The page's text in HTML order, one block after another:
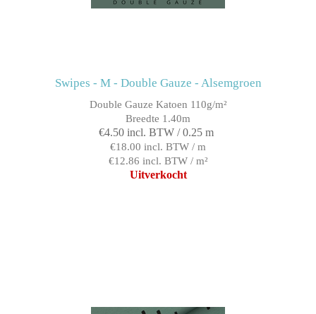
Swipes - M - Double Gauze - Alsemgroen
Double Gauze Katoen 110g/m²
Breedte 1.40m
€4.50 incl. BTW / 0.25 m
€18.00 incl. BTW / m
€12.86 incl. BTW / m²
Uitverkocht